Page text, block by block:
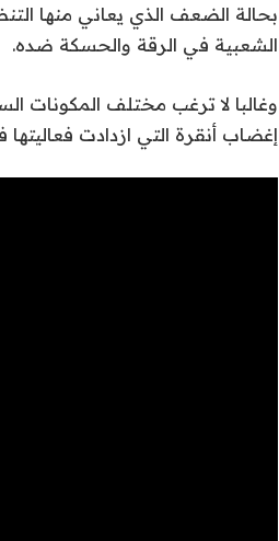
بحالة الضعف الذي يعاني منها
الشعبية في الرقة والحسكة ضده.
وغالبا لا ترغب مختلف المكونات
إغضاب أنقرة التي ازدادت